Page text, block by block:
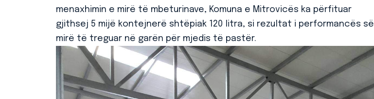
menaxhimin e mirë të mbeturinave, Komuna e Mitrovicës ka përfituar
gjithsej 5 mijë kontejnerë shtëpiak 120 litra, si rezultat i performancës së
mirë të treguar në garën për mjedis të pastër.